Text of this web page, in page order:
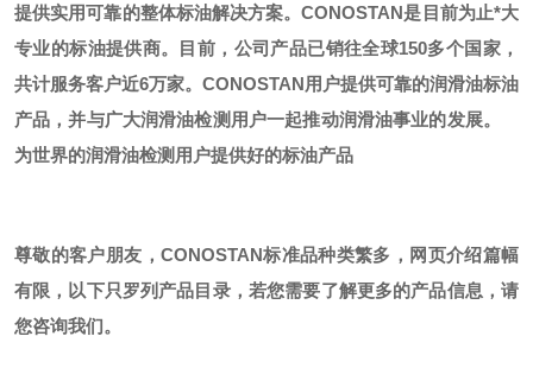
提供实用可靠的整体标油解决方案。CONOSTAN是目前为止*大
专业的标油提供商。
目前，公司产品已销往全球150多个国家，
共计服务客户近6万家。CONOSTAN用户提供可靠的润滑油标油
产品，并与广大润滑油检测用户一起推动润滑油事业的发展。
为世界的润滑油检测用户提供好的标油产品
尊敬的客户朋友， CONOSTAN标准品种类繁多，网页介绍篇幅
有限，以下只罗列产品目录，若您需要了解更多的产品信息，请
您咨询我们。